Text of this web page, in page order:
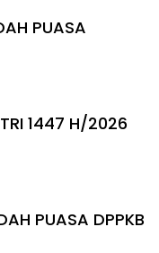
PUASA
1447 H/2026
PUASA DPPKB